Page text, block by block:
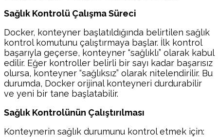
Sağlık Kontrolü Çalışma Süreci
Docker, konteyner başlatıldığında belirtilen sağlık
kontrol komutunu çalıştırmaya başlar. İlk kontrol
başarıyla geçerse, konteyner “sağlıklı” olarak kabul
edilir. Eğer kontroller belirli bir sayı kadar başarısız
olursa, konteyner “sağlıksız” olarak nitelendirilir. Bu
durumda, Docker orijinal konteyneri durdurabilir
ve yeni bir tane başlatabilir.
Sağlık Kontrolünün Çalıştırılması
Konteynerin sağlık durumunu kontrol etmek için: